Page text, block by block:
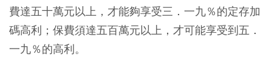
費達五十萬元以上，才能夠享受三．一九％的定存加
碼高利；保費須達五百萬元以上，才可能享受到五．
一九％的高利。